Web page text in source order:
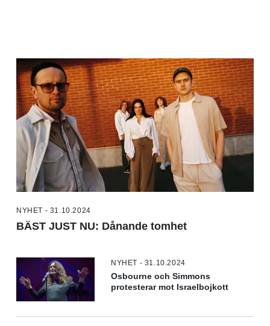
NYHET - 31.10.2024
BÄST JUST NU: Dånande tomhet
NYHET - 31.10.2024
Osbourne och Simmons
protesterar mot Israelbojkott